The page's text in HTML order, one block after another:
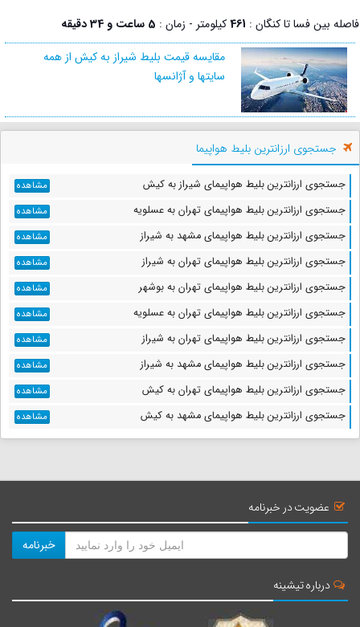
فاصله بین فسا تا کنگان : 461کیلومتر - زمان : 5 ساعت و 34 دقیقه
مقایسه قیمت بلیط شیراز به کیش از همه
سایتها و آژانسها
جستجوی ارزانترین بلیط هواپیما
جستجوی ارزانترین بلیط هواپیمای شیراز به کیش مشاهده
جستجوی ارزانترین بلیط هواپیمای تهران به عسلویه مشاهده
جستجوی ارزانترین بلیط هواپیمای مشهد به شیراز مشاهده
جستجوی ارزانترین بلیط هواپیمای تهران به شیراز مشاهده
جستجوی ارزانترین بلیط هواپیمای تهران به بوشهر مشاهده
جستجوی ارزانترین بلیط هواپیمای تهران به عسلویه مشاهده
جستجوی ارزانترین بلیط هواپیمای تهران به شیراز مشاهده
جستجوی ارزانترین بلیط هواپیمای مشهد به شیراز مشاهده
جستجوی ارزانترین بلیط هواپیمای تهران به کیش مشاهده
جستجوی ارزانترین بلیط هواپیمای مشهد به کیش مشاهده
عضویت در خبرنامه
خبرنامه
درباره تیشینه